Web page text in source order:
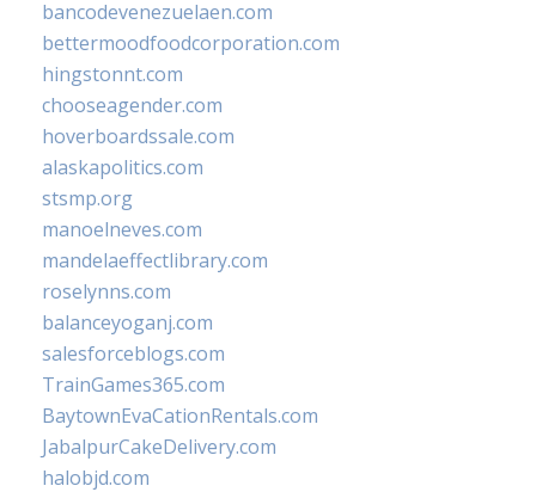
bancodevenezuelaen.com
bettermoodfoodcorporation.com
hingstonnt.com
chooseagender.com
hoverboardssale.com
alaskapolitics.com
stsmp.org
manoelneves.com
mandelaeffectlibrary.com
roselynns.com
balanceyoganj.com
salesforceblogs.com
TrainGames365.com
BaytownEvaCationRentals.com
JabalpurCakeDelivery.com
halobjd.com